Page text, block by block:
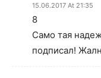
15.06.2017 At 21:35
8
Само тая
подписал!